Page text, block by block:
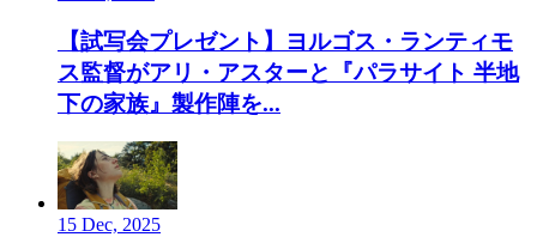
【試写会プレゼント】ヨルゴス・ランティモ
ス監督がアリ・アスターと『パラサイト 半地
下の家族』製作陣を...
15 Dec, 2025